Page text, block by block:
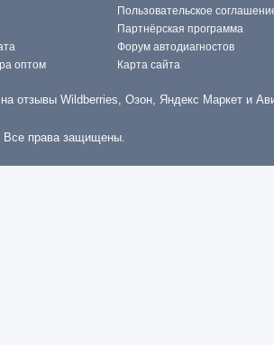
оптом
Пользовательское
Партнёрская программа
Форум автодиагностов
Карта сайта
отзывы Wildberries, Озон, Яндекс Маркет и
права защищены.